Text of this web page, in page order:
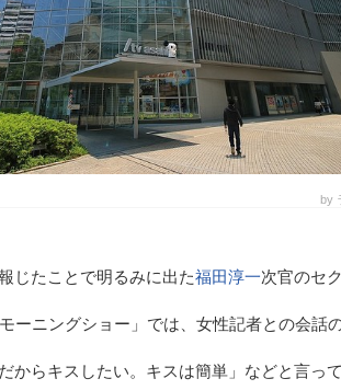
by
じたことで明るみに出た福田淳一次官のセ
ーニングショー」では、女性記者との会話
からキスしたい。キスは簡単」などと言っ